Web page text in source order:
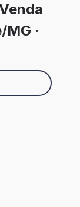
·
- MG